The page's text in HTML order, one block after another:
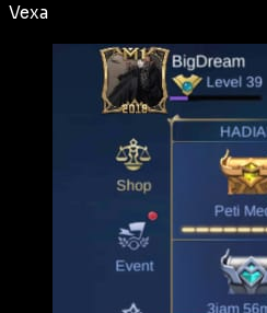
Vexa